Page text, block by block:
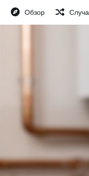
Обзор